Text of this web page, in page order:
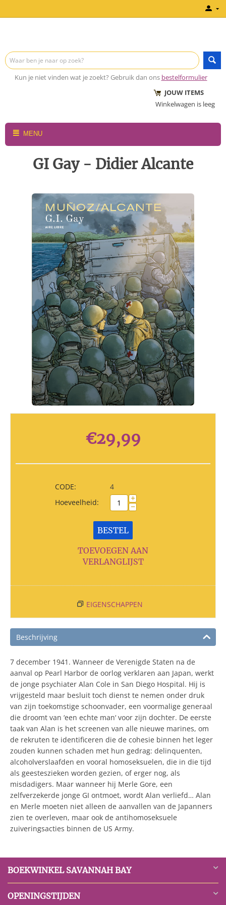
Kun je niet vinden wat je zoekt? Gebruik dan ons bestelformulier
JOUW ITEMS
Winkelwagen is leeg
MENU
GI Gay - Didier Alcante
€29,99
CODE:
4
Hoeveelheid:
+
−
BESTEL
TOEVOEGEN AAN
VERLANGLIJST
EIGENSCHAPPEN
Beschrijving
7 december 1941. Wanneer de Verenigde Staten na de
aanval op Pearl Harbor de oorlog verklaren aan Japan, werkt
de jonge psychiater Alan Cole in San Diego Hospital. Hij is
vrijgesteld maar besluit toch dienst te nemen onder druk
van zijn toekomstige schoonvader, een voormalige generaal
die droomt van ‘een echte man‘ voor zijn dochter. De eerste
taak van Alan is het screenen van alle nieuwe marines, om
de rekruten te identificeren die de cohesie binnen het leger
zouden kunnen schaden met hun gedrag: delinquenten,
alcoholverslaafden en vooral homoseksuelen, die in die tijd
als geesteszieken worden gezien, of erger nog, als
misdadigers. Maar wanneer hij Merle Gore, een
zelfverzekerde jonge GI ontmoet, wordt Alan verliefd… Alan
en Merle moeten niet alleen de aanvallen van de Japanners
zien te overleven, maar ook de antihomoseksuele
zuiveringsacties binnen de US Army.
BOEKWINKEL SAVANNAH BAY
OPENINGSTIJDEN